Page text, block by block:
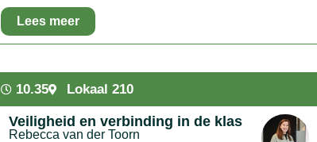
Lees meer
onderwijs van Rosenshine in vogelvlucht besproken. Je krijgt
praktische handvatten die je direct de volgende dag al in je
eigen onderwijs in kunt zetten!
10.35 Lokaal 210
Veiligheid en verbinding in de klas
Rebecca van der Toorn